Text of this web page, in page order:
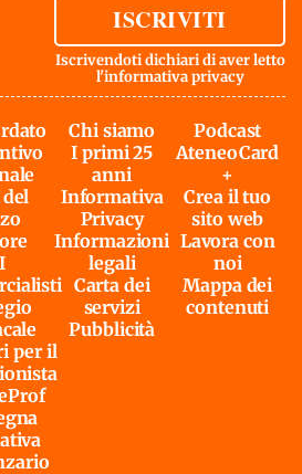
ISCRIVITI
Iscrivendoti dichiari di aver letto
l'informativa privacy
per il
Chi siamo
I primi 25
anni
Informativa
Privacy
Informazioni
legali
Carta dei
servizi
Pubblicità
Podcast
AteneoCard
+
Crea il tuo
sito web
Lavora con
noi
Mappa dei
contenuti